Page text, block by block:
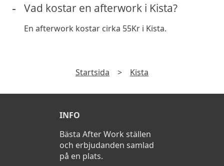
Vad kostar en afterwork i Kista?
En afterwork kostar cirka 55Kr i Kista.
Startsida > Kista
INFO
Bästa After Work ställen
och erbjudanden samlad
på en plats.